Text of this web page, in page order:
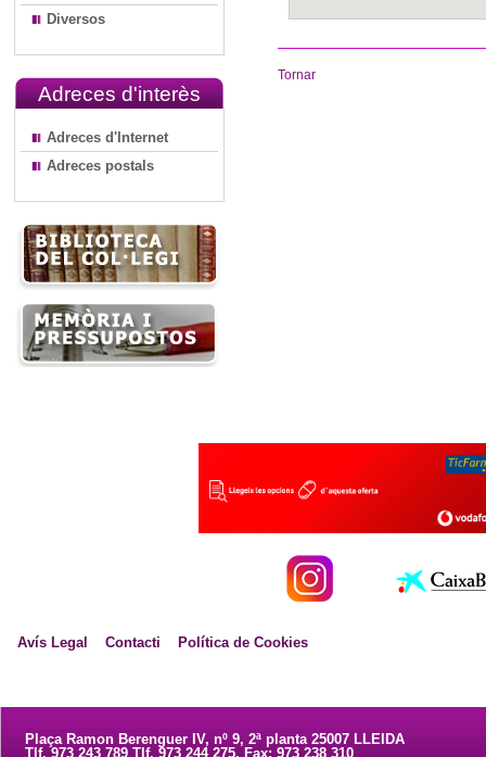
Diversos
Adreces d'interès
Adreces d'Internet
Adreces postals
Tornar
Avís Legal Contacti Política de Cookies
Plaça Ramon Berenguer IV, nº 9, 2ª planta 25007 LLEIDA
Tlf. 973 243 789 Tlf. 973 244 275. Fax: 973 238 310